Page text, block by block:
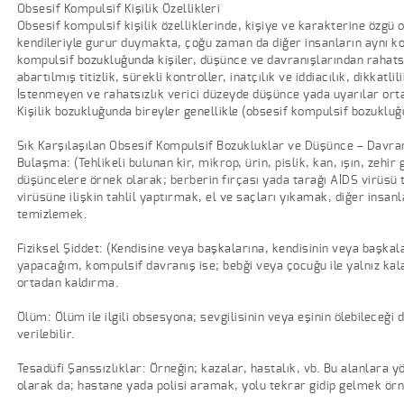
Obsesif Kompulsif Kişilik Özellikleri
Obsesif kompulsif kişilik özelliklerinde, kişiye ve karakterine özgü
kendileriyle gurur duymakta, çoğu zaman da diğer insanların aynı
kompulsif bozukluğunda kişiler, düşünce ve davranışlarından
abartılmış titizlik, sürekli kontroller, inatçılık ve iddiacılık,
İstenmeyen ve rahatsızlık verici düzeyde düşünce yada uyarılar
Kişilik bozukluğunda bireyler genellikle (obsesif kompulsif
Sık Karşılaşılan Obsesif Kompulsif Bozukluklar ve Düşünce –
Bulaşma: (Tehlikeli bulunan kir, mikrop, ürin, pislik, kan, ışın,
düşüncelere örnek olarak; berberin fırçası yada tarağı AİDS
virüsüne ilişkin tahlil yaptırmak, el ve saçları yıkamak, diğer
temizlemek.
Fiziksel Şiddet: (Kendisine veya başkalarına, kendisinin veya
yapacağım, kompulsif davranış ise; bebği veya çocuğu ile yalnız
ortadan kaldırma.
Ölüm: Ölüm ile ilgili obsesyona; sevgilisinin veya eşinin ölebileceği
verilebilir.
Tesadüfi Şanssızlıklar: Örneğin; kazalar, hastalık, vb. Bu
olarak da; hastane yada polisi aramak, yolu tekrar gidip gelmek